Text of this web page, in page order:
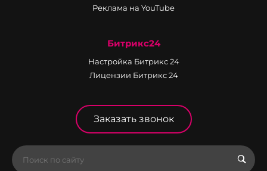
Реклама на YouTube
Битрикс24
Настройка Битрикс 24
Лицензии Битрикс 24
Заказать звонок